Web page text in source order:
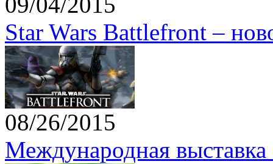
Star Wars Battlefront –
08/26/2015
Международная